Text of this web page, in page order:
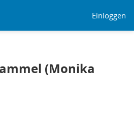
Einloggen
(Monika